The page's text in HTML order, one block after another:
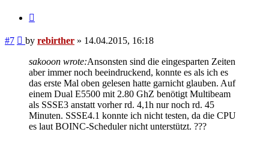
#7 Post
by rebirther » 14.04.2015, 16:18
sakooon wrote:Ansonsten sind die eingesparten Zeiten
aber immer noch beeindruckend, konnte es als ich es
das erste Mal oben gelesen hatte garnicht glauben. Auf
einem Dual E5500 mit 2.80 GhZ benötigt Multibeam
als SSSE3 anstatt vorher rd. 4,1h nur noch rd. 45
Minuten. SSSE4.1 konnte ich nicht testen, da die CPU
es laut BOINC-Scheduler nicht unterstützt. ???